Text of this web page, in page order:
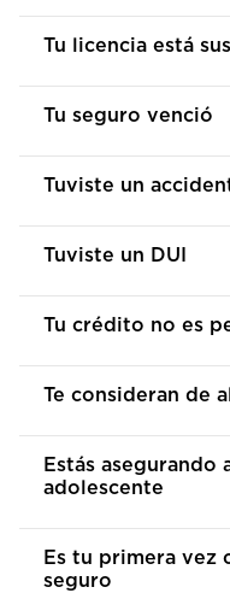
Tu licencia está
Tu seguro venció
Tuviste un
Tuviste un DUI
Tu crédito no es
Te consideran de
Estás asegurando
adolescente
Es tu primera vez
seguro